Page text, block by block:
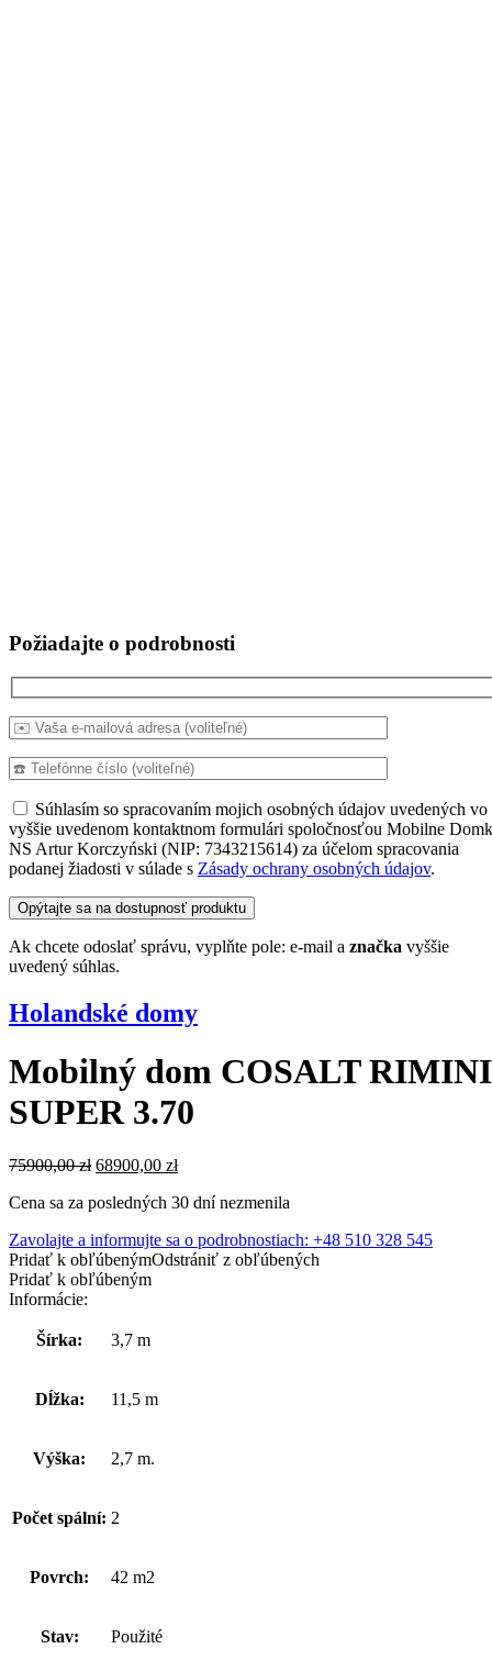
Požiadajte o podrobnosti
Súhlasím so spracovaním mojich osobných údajov uvedených vo
vyššie uvedenom kontaktnom formulári spoločnosťou Mobilne
NS Artur Korczyński (NIP: 7343215614) za účelom spracovania
podanej žiadosti v súlade s Zásady ochrany osobných údajov.
Ak chcete odoslať správu, vyplňte pole: e-mail a značka vyššie
uvedený súhlas.
Holandské domy
Mobilný dom COSALT RIMINI
SUPER 3.70
75900,00zł Pôvodná
bola:
68900,00 złAktuálna
je:
Cena sa za posledných 30 dní nezmenila
Zavolajte a informujte sa o podrobnostiach: +48 510 328 545
Pridať k obľúbenýmOdstrániť z obľúbených
Pridať k obľúbeným
Informácie:
Šírka: 3,7 m
Dĺžka: 11,5 m
Výška: 2,7 m.
Počet spální: 2
Povrch: 42 m2
Stav: Použité